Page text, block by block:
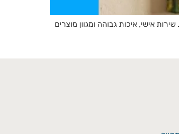
שירות אישי, איכות גבוהה ומגוון מוצרים